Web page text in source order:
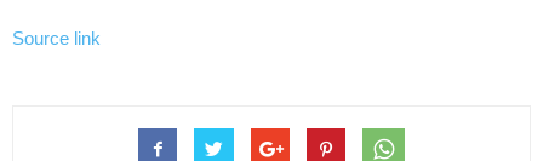
Source link